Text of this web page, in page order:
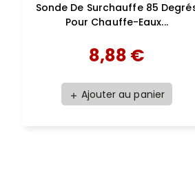
Sonde De Surchauffe 85
Pour Chauffe-Eaux...
8,88 €
add Ajouter au panier